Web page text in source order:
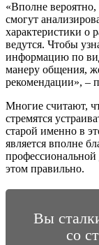
«Вполне вероятно,
смогут
характеристики о
ведутся. Чтобы
информацию по
манеру общения,
рекомендации», –
Многие считают,
стремятся
старой именно в
является вполне
профессиональной
этом правильно.
Вы
со